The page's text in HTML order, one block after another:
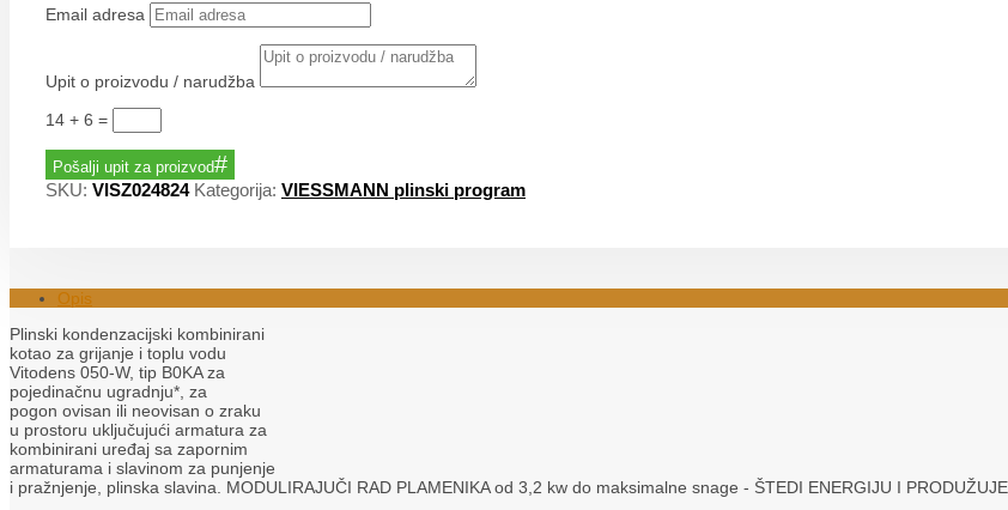
Email adresa
Upit o proizvodu / narudžba
14 + 6 =
Pošalji upit za proizvod
SKU: VISZ024824 Kategorija: VIESSMANN plinski program
Opis
Plinski kondenzacijski kombinirani
kotao za grijanje i toplu vodu
Vitodens 050-W, tip B0KA za
pojedinačnu ugradnju*, za
pogon ovisan ili neovisan o zraku
u prostoru uključujući armatura za
kombinirani uređaj sa zapornim
armaturama i slavinom za punjenje
i pražnjenje, plinska slavina. MODULIRAJUČI RAD PLAMENIKA od 3,2 kw do maksimalne snage - ŠTEDI ENERGIJU I